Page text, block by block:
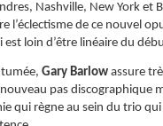
Nashville, New York et
l’éclectisme de ce nouvel
est loin d’être linéaire du
Gary Barlow assure
pas discographique
qui règne au sein du trio